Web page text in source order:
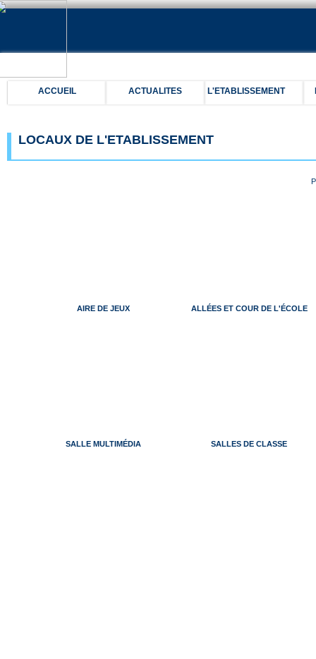
ACCUEIL ACTUALITES L'ETABLISSEMENT
LOCAUX DE L'ETABLISSEMENT
AIRE DE JEUX ALLÉES ET COUR DE L'ÉCOLE
SALLE MULTIMÉDIA SALLES DE CLASSE